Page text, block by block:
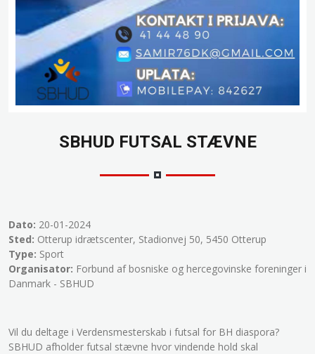
SBHUD FUTSAL STÆVNE
Dato: 20-01-2024
Sted: Otterup idrætscenter, Stadionvej 50, 5450 Otterup
Type: Sport
Organisator: Forbund af bosniske og hercegovinske foreninger i
Danmark - SBHUD
Vil du deltage i Verdensmesterskab i futsal for BH diaspora?
SBHUD afholder futsal stævne hvor vindende hold skal